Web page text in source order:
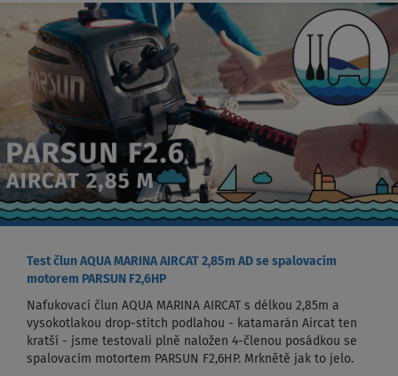
Test člun AQUA MARINA AIRCAT 2,85m AD se spalovacím
motorem PARSUN F2,6HP
Nafukovací člun AQUA MARINA AIRCAT s délkou 2,85m a
vysokotlakou drop-stitch podlahou - katamarán Aircat ten
kratší - jsme testovali plně naložen 4-členou posádkou se
spalovacím motortem PARSUN F2,6HP. Mrknětě jak to jelo.